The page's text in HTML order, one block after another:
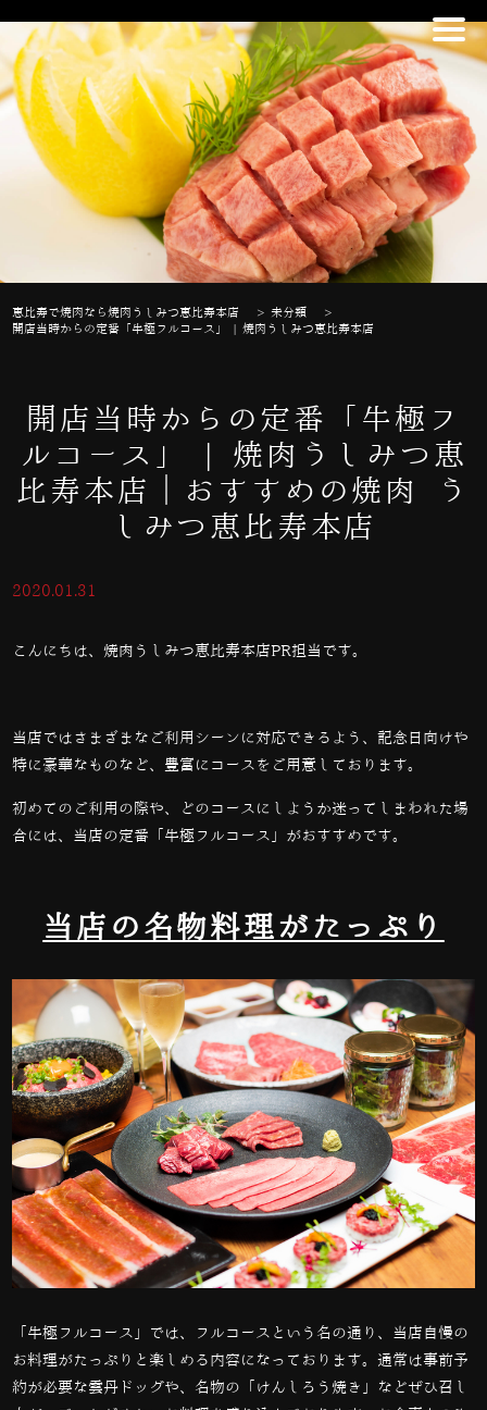
恵比寿で焼肉なら焼肉うしみつ恵比寿本店 >未分類
>
開店当時からの定番「牛極フルコース」 | 焼肉うしみつ恵比寿本店
開店当時からの定番「牛極フ
ルコース」 | 焼肉うしみつ恵
比寿本店｜おすすめの焼肉 う
しみつ恵比寿本店
2020.01.31
こんにちは、焼肉うしみつ恵比寿本店PR担当です。
当店ではさまざまなご利用シーンに対応できるよう、記念日向けや
特に豪華なものなど、豊富にコースをご用意しております。
初めてのご利用の際や、どのコースにしようか迷ってしまわれた場
合には、当店の定番「牛極フルコース」がおすすめです。
当店の名物料理がたっぷり
「牛極フルコース」では、フルコースという名の通り、当店自慢の
お料理がたっぷりと楽しめる内容になっております。通常は事前予
約が必要な雲丹ドッグや、名物の「 けんしろう焼き」などぜひ召し